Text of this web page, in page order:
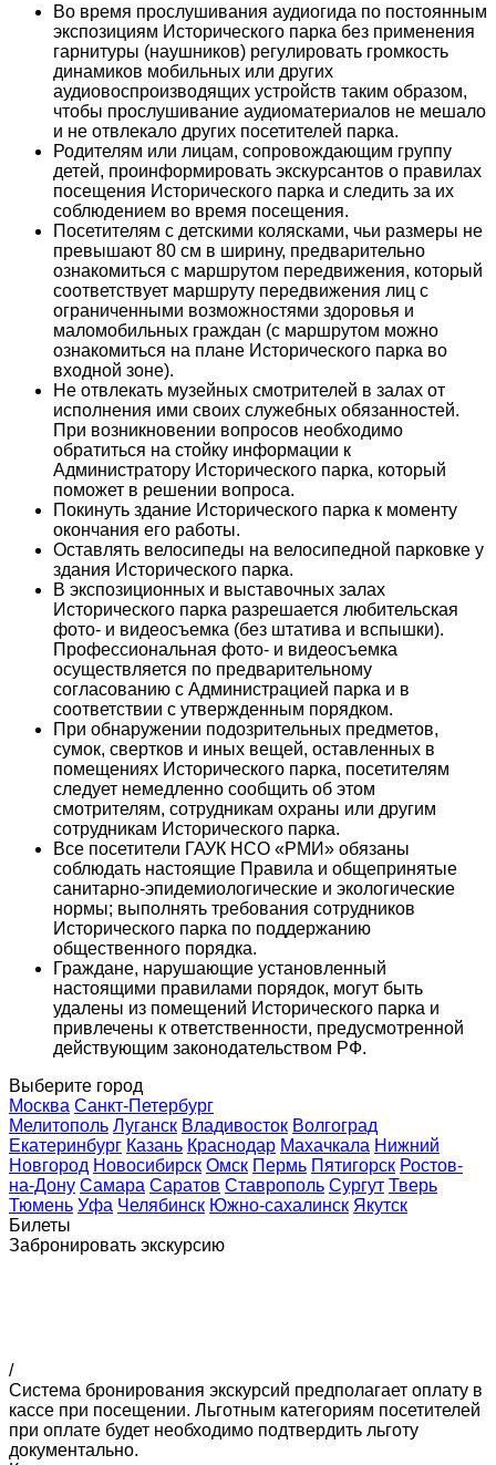
Во время прослушивания аудиогида по постоянным
экспозициям Исторического парка без применения
гарнитуры (наушников) регулировать громкость
динамиков мобильных или других
аудиовоспроизводящих устройств таким образом,
чтобы прослушивание аудиоматериалов не мешало
и не отвлекало других посетителей парка.
Родителям или лицам, сопровождающим группу
детей, проинформировать экскурсантов о правилах
посещения Исторического парка и следить за их
соблюдением во время посещения.
Посетителям с детскими колясками, чьи размеры не
превышают 80 см в ширину, предварительно
ознакомиться с маршрутом передвижения, который
соответствует маршруту передвижения лиц с
ограниченными возможностями здоровья и
маломобильных граждан (с маршрутом можно
ознакомиться на плане Исторического парка во
входной зоне).
Не отвлекать музейных смотрителей в залах от
исполнения ими своих служебных обязанностей.
При возникновении вопросов необходимо
обратиться на стойку информации к
Администратору Исторического парка, который
поможет в решении вопроса.
Покинуть здание Исторического парка к моменту
окончания его работы.
Оставлять велосипеды на велосипедной парковке у
здания Исторического парка.
В экспозиционных и выставочных залах
Исторического парка разрешается любительская
фото- и видеосъемка (без штатива и вспышки).
Профессиональная фото- и видеосъемка
осуществляется по предварительному
согласованию с Администрацией парка и в
соответствии с утвержденным порядком.
При обнаружении подозрительных предметов,
сумок, свертков и иных вещей, оставленных в
помещениях Исторического парка, посетителям
следует немедленно сообщить об этом
смотрителям, сотрудникам охраны или другим
сотрудникам Исторического парка.
Все посетители ГАУК НСО «РМИ» обязаны
соблюдать настоящие Правила и общепринятые
санитарно-эпидемиологические и экологические
нормы; выполнять требования сотрудников
Исторического парка по поддержанию
общественного порядка.
Граждане, нарушающие установленный
настоящими правилами порядок, могут быть
удалены из помещений Исторического парка и
привлечены к ответственности, предусмотренной
действующим законодательством РФ.
Выберите город
Москва Санкт-Петербург
Мелитополь Луганск Владивосток Волгоград
Екатеринбург Казань Краснодар Махачкала Нижний
Новгород Новосибирск Омск Пермь Пятигорск Ростов-
на-Дону Самара Саратов Ставрополь Сургут Тверь
Тюмень Уфа Челябинск Южно-сахалинск Якутск
Билеты
Забронировать экскурсию
/
Система бронирования экскурсий предполагает оплату в
кассе при посещении. Льготным категориям посетителей
при оплате будет необходимо подтвердить льготу
документально.